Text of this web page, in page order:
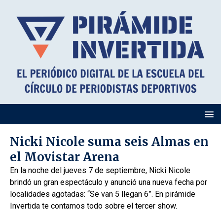
Nicki Nicole suma seis Almas en
el Movistar Arena
En la noche del jueves 7 de septiembre, Nicki Nicole
brindó un gran espectáculo y anunció una nueva fecha por
localidades agotadas: “Se van 5 llegan 6”. En pirámide
Invertida te contamos todo sobre el tercer show.